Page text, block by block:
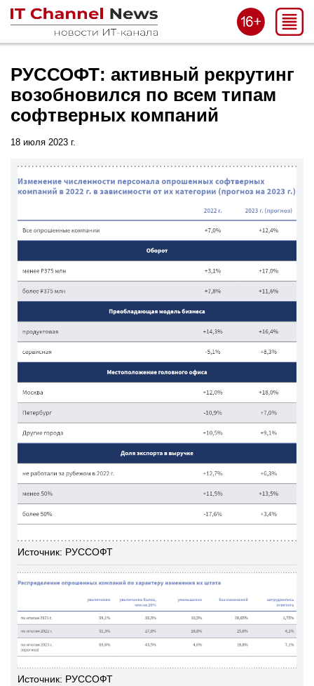
РУССОФТ: активный рекрутинг
возобновился по всем типам
софтверных компаний
18 июля 2023 г.
Источник: РУССОФТ
Источник: РУССОФТ